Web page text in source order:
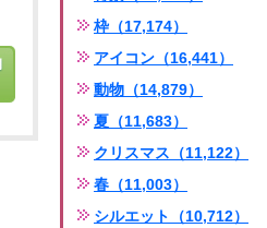
枠（17,174）
アイコン（16,441）
動物（14,879）
夏（11,683）
クリスマス（11,122）
春（11,003）
シルエット（10,712）